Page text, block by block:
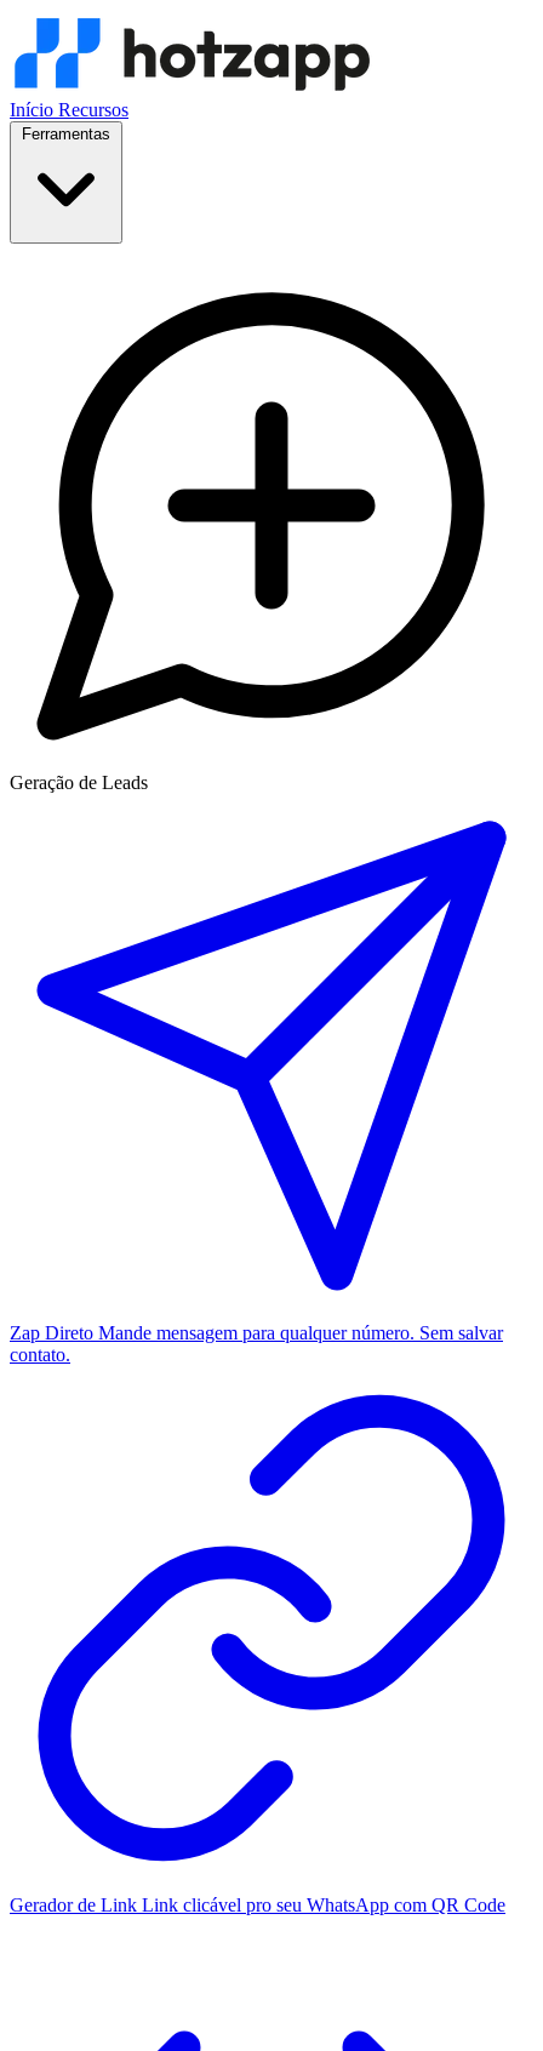
Início Recursos
Geração de Leads
Zap Direto Mande mensagem para qualquer número. Sem salvar
contato.
Gerador de Link Link clicável pro seu WhatsApp com QR Code